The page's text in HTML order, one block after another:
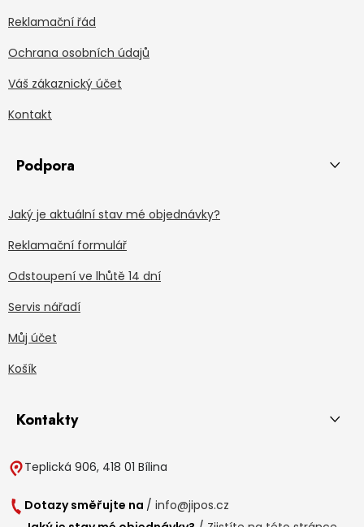
Reklamační řád
Ochrana osobních údajů
Váš zákaznický účet
Kontakt
Podpora
Jaký je aktuální stav mé objednávky?
Reklamační formulář
Odstoupení ve lhůtě 14 dní
Servis nářadí
Můj účet
Košík
Kontakty
Teplická 906, 418 01 Bílina
Dotazy směřujte na / info@jipos.cz